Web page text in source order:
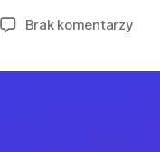
Brak komentarzydo